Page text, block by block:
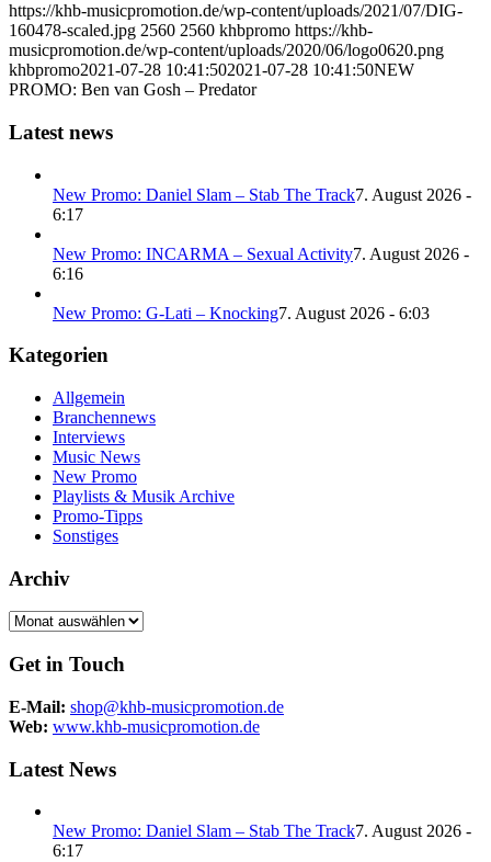
https://khb-musicpromotion.de/wp-content/uploads/2021/07/DIG-
160478-scaled.jpg 2560 2560 khbpromo https://khb-
musicpromotion.de/wp-content/uploads/2020/06/logo0620.png
khbpromo2021-07-28 10:41:502021-07-28 10:41:50NEW
PROMO: Ben van Gosh – Predator
Latest news
New Promo: Daniel Slam – Stab The Track7. August 2026 -
6:17
New Promo: INCARMA – Sexual Activity7. August 2026 -
6:16
New Promo: G-Lati – Knocking7. August 2026 - 6:03
Kategorien
Allgemein
Branchennews
Interviews
Music News
New Promo
Playlists & Musik Archive
Promo-Tipps
Sonstiges
Archiv
Archiv
Get in Touch
E-Mail: shop@khb-musicpromotion.de
Web: www.khb-musicpromotion.de
Latest News
New Promo: Daniel Slam – Stab The Track7. August 2026 -
6:17